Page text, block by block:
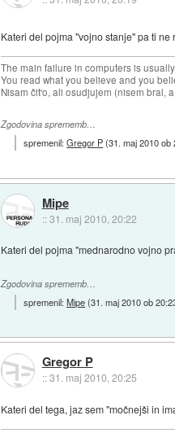
Kateri del pojma "vojno stanje" pa ti ne
The main failure in computers is
You read what you believe and you
Nisam čit'o, ali osudjujem (nisem bral,
Zgodovina sprememb…
spremenil:Gregor P(31. maj 2010 ob
Mipe
::31. maj 2010, 20:22
Kateri del pojma "mednarodno vojno
Zgodovina sprememb…
spremenil:Mipe(31. maj 2010 ob
Gregor P
::31. maj 2010, 20:25
Kateri del tega, jaz sem "močnejši in